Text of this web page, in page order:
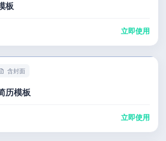
板
立即使用
含封面
历模板
立即使用